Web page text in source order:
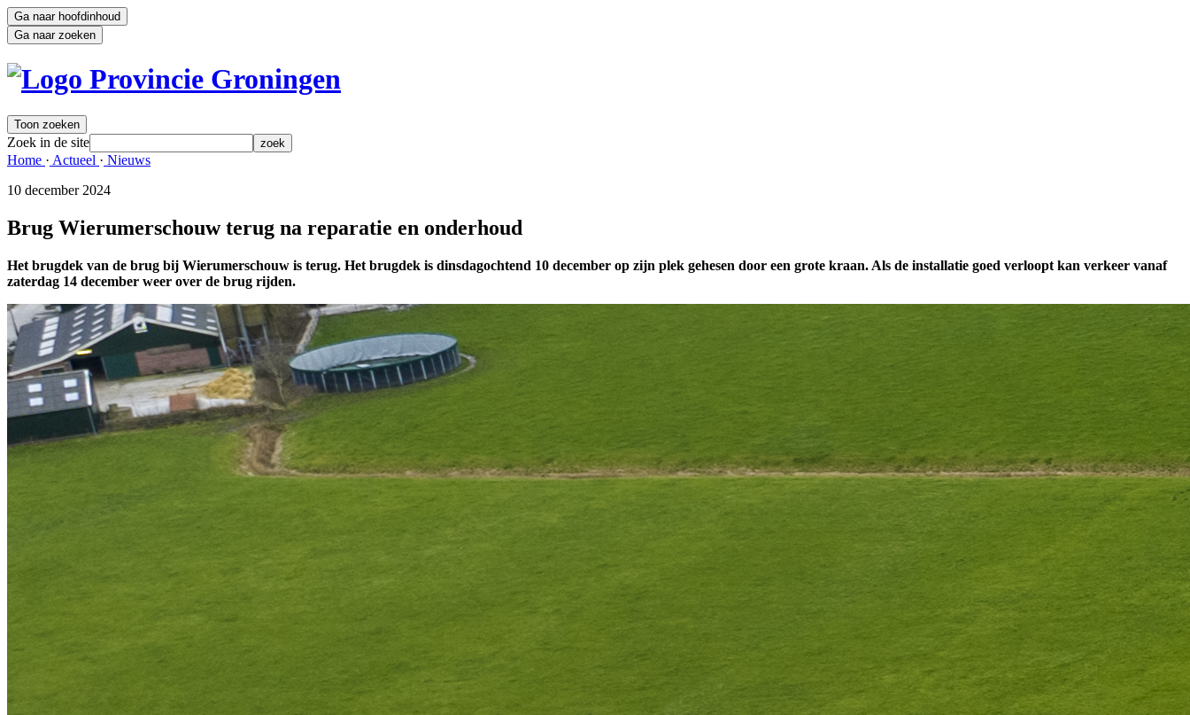
Ga naar hoofdinhoud
Ga naar zoeken
Toon zoeken
Zoek in de site zoek
Home · Actueel · Nieuws
10 december 2024
Brug Wierumerschouw terug na reparatie en onderhoud
Het brugdek van de brug bij Wierumerschouw is terug. Het brugdek is dinsdagochtend 10 december op zijn plek gehesen door een grote kraan. Als de installatie goed verloopt kan verkeer vanaf
zaterdag 14 december weer over de brug rijden.